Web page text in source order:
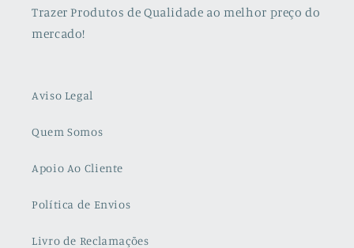
Trazer Produtos de Qualidade ao melhor preço do
mercado!
Aviso Legal
Quem Somos
Apoio Ao Cliente
Política de Envios
Livro de Reclamações